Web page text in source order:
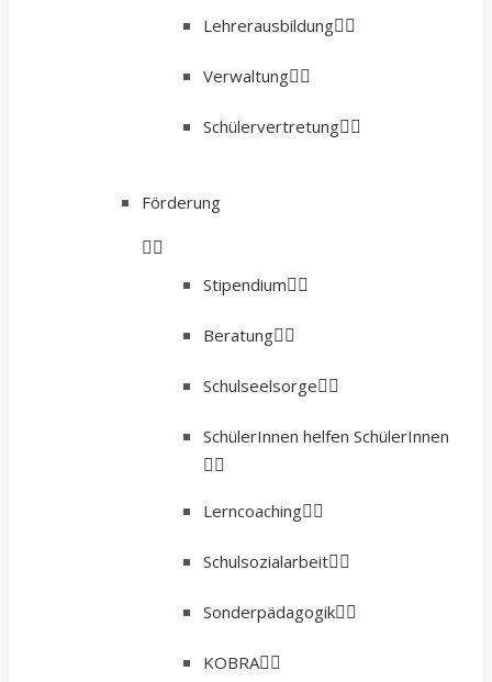
Lehrerausbildung
Verwaltung
Schülervertretung
Förderung
Stipendium
Beratung
Schulseelsorge
SchülerInnen helfen SchülerInnen
Lerncoaching
Schulsozialarbeit
Sonderpädagogik
KOBRA